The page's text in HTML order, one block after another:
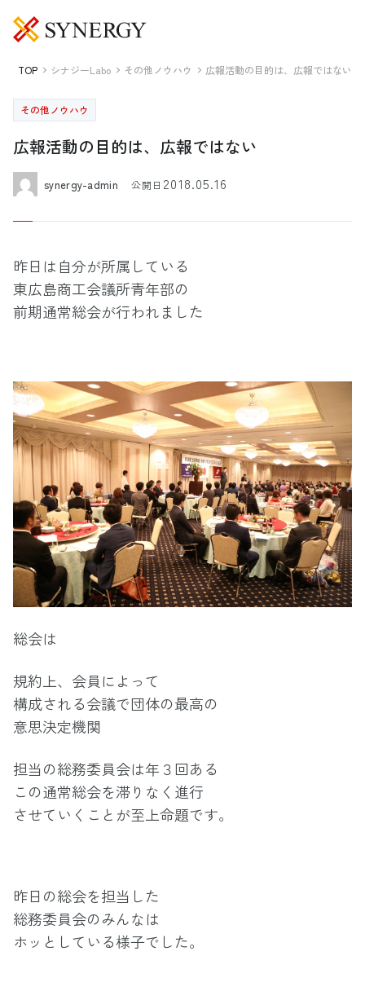
TOP シナジーLabo その他ノウハウ 広報活動の目的は、広報ではない
その他ノウハウ
広報活動の目的は、広報ではない
synergy-admin 公開日 2018.05.16
昨日は自分が所属している
東広島商工会議所青年部の
前期通常総会が行われました
総会は
規約上、会員によって
構成される会議で団体の最高の
意思決定機関
担当の総務委員会は年３回ある
この通常総会を滞りなく進行
させていくことが至上命題です。
昨日の総会を担当した
総務委員会のみんなは
ホッとしている様子でした。